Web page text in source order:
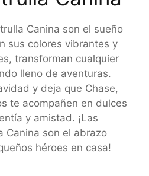
Canina son el sueño
sus colores vibrantes y
transforman cualquier
lleno de aventuras.
y deja que Chase,
te acompañen en dulces
y amistad. ¡Las
Canina son el abrazo
héroes en casa!